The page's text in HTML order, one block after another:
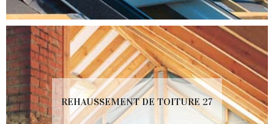
REHAUSSEMENT DE TOITURE 27